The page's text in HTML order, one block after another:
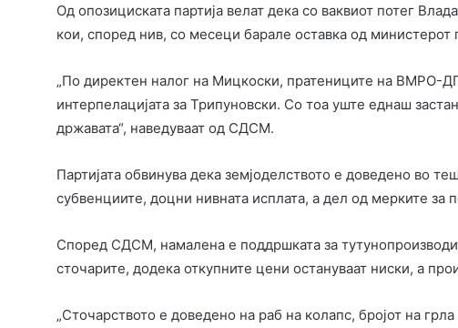
Од опозициската партија велат дека со ваквиот потег
кои, според нив, со месеци барале оставка од министерот
„По директен налог на Мицкоски, пратениците на ВМРО-
интерпелацијата за Трипуновски. Со тоа уште еднаш
државата“, наведуваат од СДСМ.
Партијата обвинува дека земјоделството е доведено во
субвенциите, доцни нивната исплата, а дел од мерките за
Според СДСМ, намалена е поддршката за
сточарите, додека откупните цени остануваат ниски, а
„Сточарството е доведено на раб на колапс, бројот на